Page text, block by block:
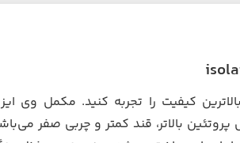
کیفیت را تجربه کنید. مکمل وی
بالاتر، قند کمتر و چربی صفر